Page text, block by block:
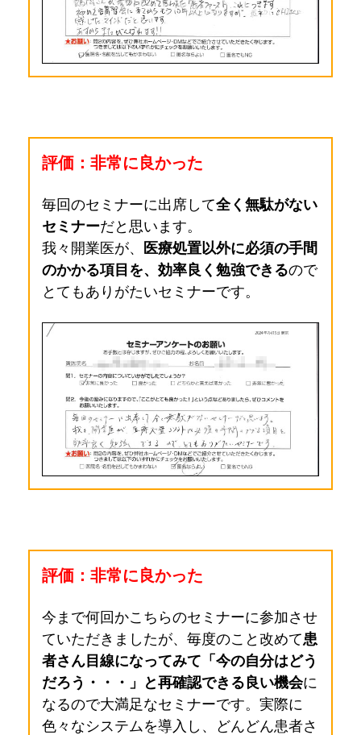
評価：非常に良かった
毎回のセミナーに出席して全く無駄がない
セミナーだと思います。
我々開業医が、
医療処置以外に必須の手間
のかかる項目を、効率良く勉強できるので
とてもありがたいセミナーです。
評価：非常に良かった
今まで何回かこちらのセミナーに参加させ
ていただきましたが、毎度のこと改めて患
者さん目線になってみて「今の自分はどう
だろう・・・」と再確認できる良い機会に
なるので大満足なセミナーです。実際に
色々なシステムを導入し、どんどん患者さ